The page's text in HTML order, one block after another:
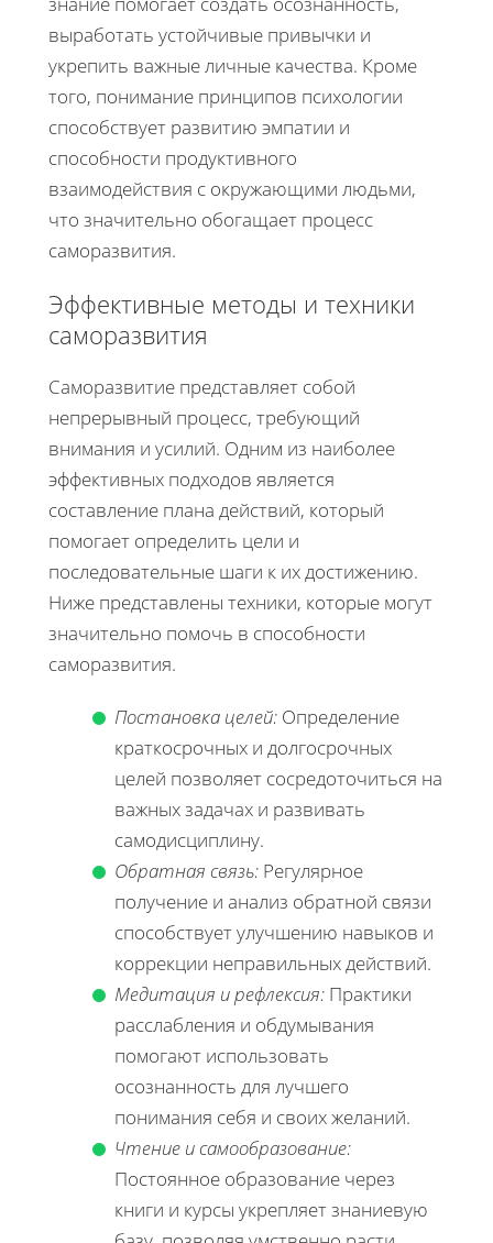
выработать устойчивые привычки и
укрепить важные личные качества. Кроме
того, понимание принципов психологии
способствует развитию эмпатии и
способности продуктивного
взаимодействия с окружающими людьми,
что значительно обогащает процесс
саморазвития.
Эффективные методы и техники
саморазвития
Саморазвитие представляет собой
непрерывный процесс, требующий
внимания и усилий. Одним из наиболее
эффективных подходов является
составление плана действий, который
помогает определить цели и
последовательные шаги к их достижению.
Ниже представлены техники, которые могут
значительно помочь в способности
саморазвития.
Постановка целей: Определение
краткосрочных и долгосрочных
целей позволяет сосредоточиться на
важных задачах и развивать
самодисциплину.
Обратная связь: Регулярное
получение и анализ обратной связи
способствует улучшению навыков и
коррекции неправильных действий.
Медитация и рефлексия: Практики
расслабления и обдумывания
помогают использовать
осознанность для лучшего
понимания себя и своих желаний.
Чтение и самообразование:
Постоянное образование через
книги и курсы укрепляет знаниевую